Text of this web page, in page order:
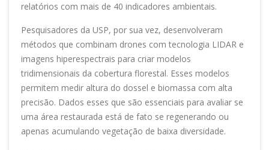
relatórios com mais de 40 indicadores ambientais.
Pesquisadores da USP, por sua vez, desenvolveram
métodos que combinam drones com tecnologia LIDAR e
imagens hiperespectrais para criar modelos
tridimensionais da cobertura florestal. Esses modelos
permitem medir altura do dossel e biomassa com alta
precisão. Dados esses que são essenciais para avaliar se
uma área restaurada está de fato se regenerando ou
apenas acumulando vegetação de baixa diversidade.